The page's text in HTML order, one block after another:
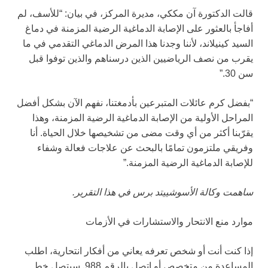
قالت الدكتورة آن مككي، مديرة المركز، في بيان: “للأسف، لم
أفاجأ بالعثور على الإصابة الدماغية الرضية المزمنة في دماغ
السيد كينيلاند، لأننا وجدنا هذا المرض الدماغي التقدمي في ما
يقرب من نصف الرياضيين الذين درسناهم والذين توفوا قبل
سن 30.”
“بفضل كرم عائلات المتبرعين بأدمغتنا، نفهم الآن بشكل أفضل
المراحل الأولية من الإصابة الدماغية الرضية المزمنة، وهذا
يقرّبنا أكثر من أي وقت مضى من تشخيصها خلال الحياة. أنا
وفريقي ملتزمون تمامًا بالبحث عن علاجات فعالة وشفاء
للإصابة الدماغية الرضية المزمنة.”
ساهمت وكالة الأسوشييتد برس في هذا التقرير.
موارد منع الانتحار والاستشارات في الأزمات
إذا كنت أنت أو شخص تعرفه يعاني من أفكار انتحارية، اطلب